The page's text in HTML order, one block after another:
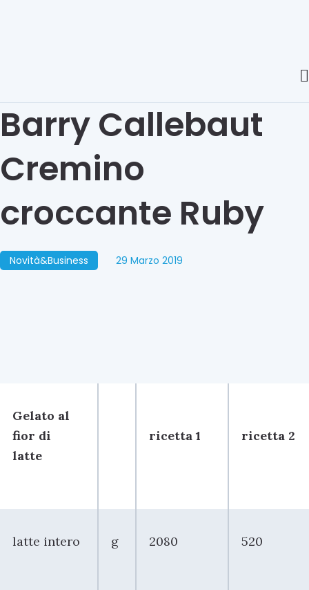
Barry Callebaut
Cremino
croccante Ruby
Novità&Business 29 Marzo 2019
Gelato al
fior di
latte
ricetta 1 ricetta 2
latte intero g 2080 520